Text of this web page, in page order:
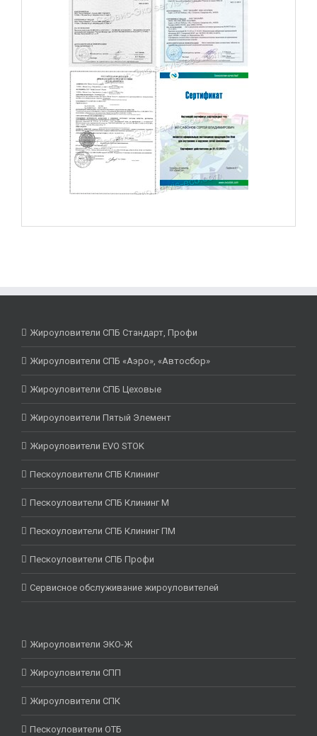
Жироуловители СПБ Стандарт, Профи
Жироуловители СПБ «Аэро», «Автосбор»
Жироуловители СПБ Цеховые
Жироуловители Пятый Элемент
Жироуловители EVO STOK
Пескоуловители СПБ Клининг
Пескоуловители СПБ Клининг М
Пескоуловители СПБ Клининг ПМ
Пескоуловители СПБ Профи
Сервисное обслуживание жироуловителей
Жироуловители ЭКО-Ж
Жироуловители СПП
Жироуловители СПК
Пескоуловители ОТБ